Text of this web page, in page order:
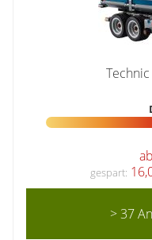
ab
gespart:
> 37